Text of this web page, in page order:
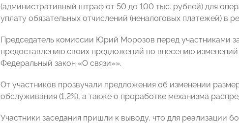
(административный штраф от 50 до 100 тыс. рублей) для
уплату обязательных отчислений (неналоговых платежей) в
Председатель комиссии Юрий Морозов перед участниками
предоставлению своих предложений по внесению
Федеральный закон «О связи»».
От участников прозвучали предложения об изменении
обслуживания (1,2%), а также о проработке механизма
Участники заседания пришли к выводу, что для реализации